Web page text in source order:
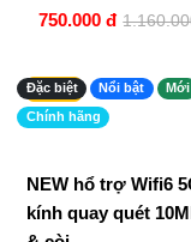
750.000 đ
Đặc biệt Nổi bật Mới
Chính hãng
-49%
NEW hổ trợ Wifi6
kính quay quét